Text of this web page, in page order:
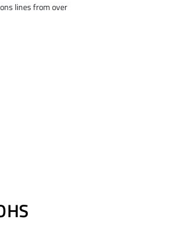
lines from over